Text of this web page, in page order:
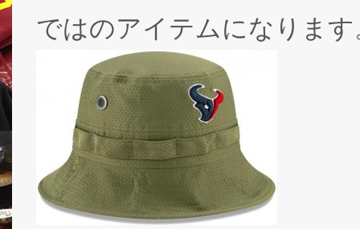
ではのアイテムになります